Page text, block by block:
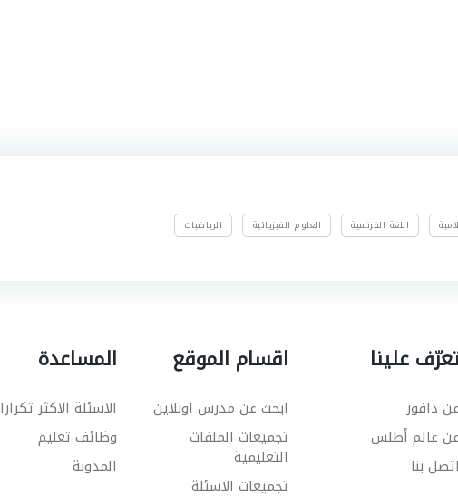
اللغة الفرنسية العلوم الفيزيائية الرياضيات
علينا
عن دافور
عن عالم أطلس
اتصل بنا
اقسام الموقع
ابحث عن مدرس اونلاين
تجميعات الملفات
التعليمية
تجميعات الاسئلة
المساعدة
الاسئلة الاكثر تكرارا
وظائف تعليم
المدونة